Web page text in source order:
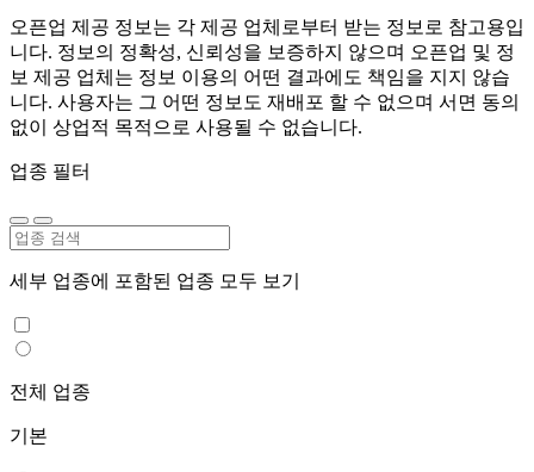
오픈업 제공 정보는 각 제공 업체로부터 받는 정보로 참고용입
니다. 정보의 정확성, 신뢰성을 보증하지 않으며 오픈업 및 정
보 제공 업체는 정보 이용의 어떤 결과에도 책임을 지지 않습
니다. 사용자는 그 어떤 정보도 재배포 할 수 없으며 서면 동의
없이 상업적 목적으로 사용될 수 없습니다.
업종 필터
세부 업종에 포함된 업종 모두 보기
전체 업종
기본